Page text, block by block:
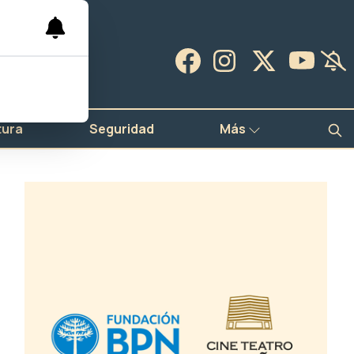
Seguridad Más